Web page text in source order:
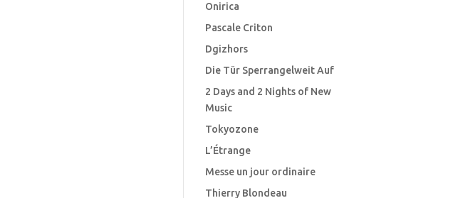
Onirica
Pascale Criton
Dgizhors
Die Tür Sperrangelweit Auf
2 Days and 2 Nights of New
Music
Tokyozone
L’Étrange
Messe un jour ordinaire
Thierry Blondeau